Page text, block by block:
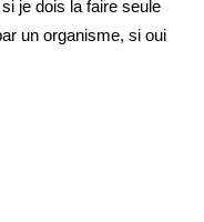
je dois la faire seule
un organisme, si oui